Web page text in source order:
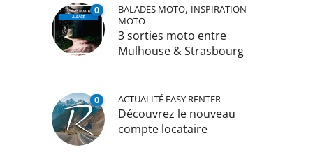
0 BALADES MOTO, INSPIRATION
MOTO
3 sorties moto entre
Mulhouse & Strasbourg
0 ACTUALITÉ EASY RENTER
Découvrez le nouveau
compte locataire